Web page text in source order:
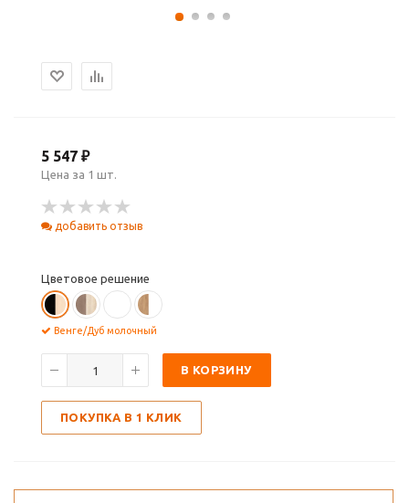
5 547 ₽
Цена за 1 шт.
добавить отзыв
Цветовое решение
Венге/Дуб молочный
В КОРЗИНУ
ПОКУПКА В 1 КЛИК